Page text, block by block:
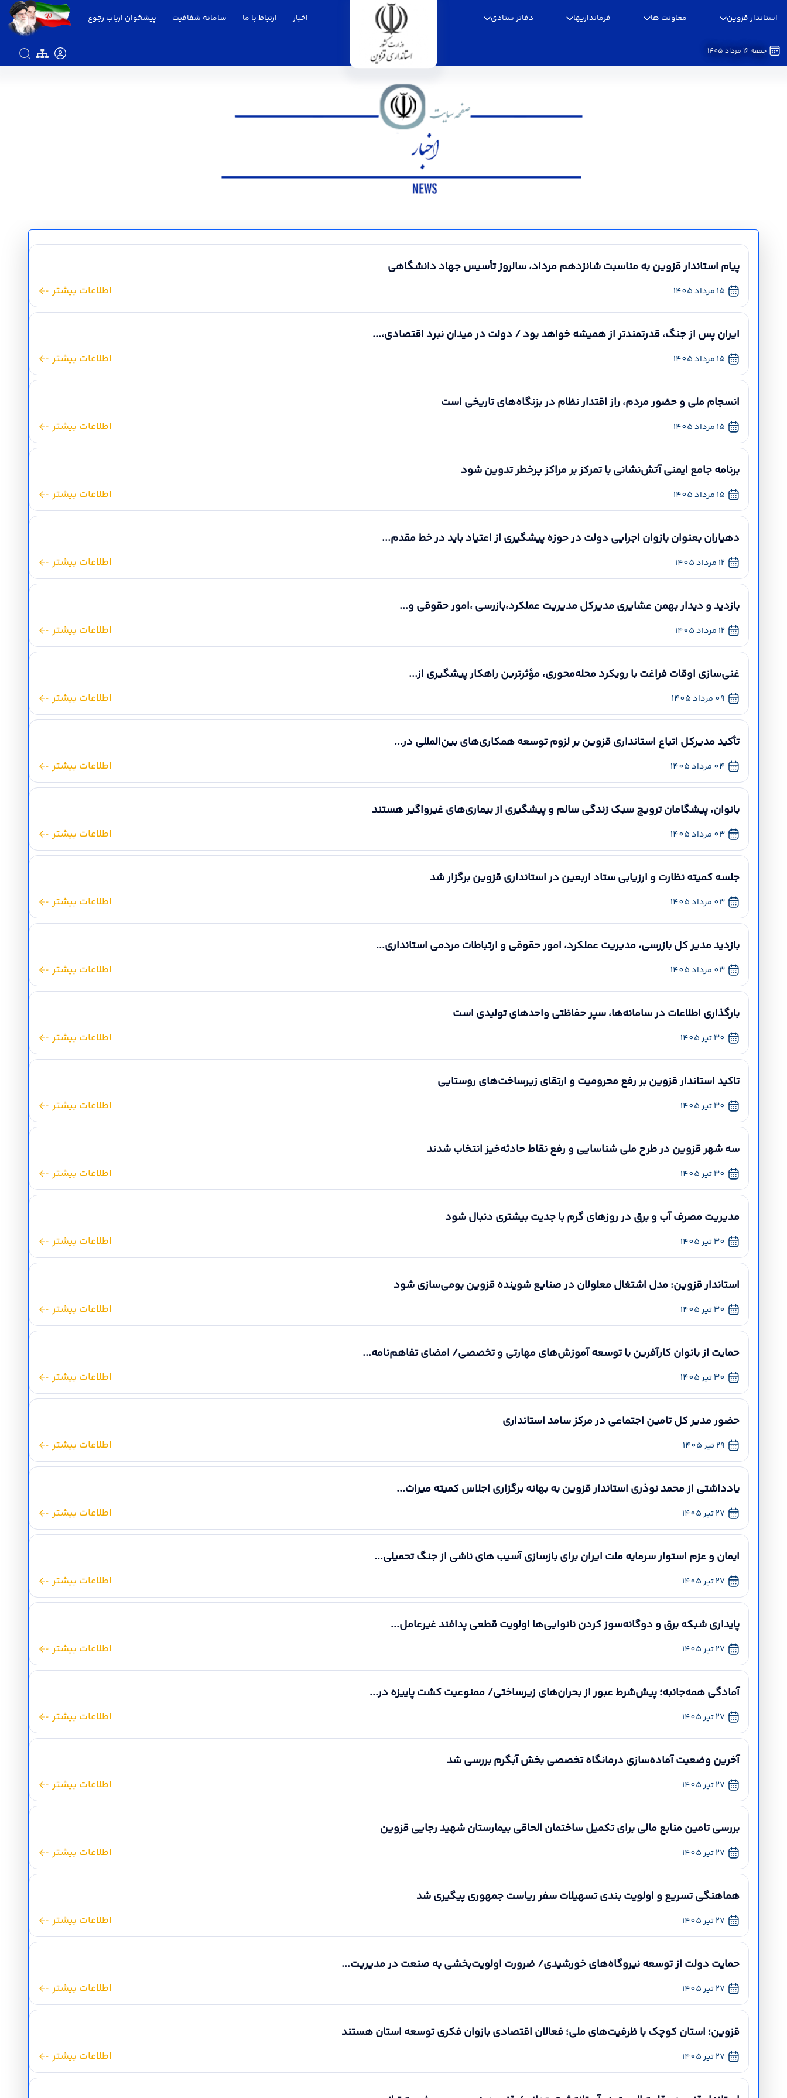
استاندار قزوین معاونت ها فرمانداریها دفاتر ستادی اخبار ارتباط با ما سامانه شفافیت پیشخوان ارباب رجوع
جمعه 16 مرداد 1405
پیام استاندار قزوین به مناسبت شانزدهم مرداد، سالروز تأسیس جهاد دانشگاهی
15 مرداد 1405 اطلاعات بیشتر
ایران پس از جنگ، قدرتمندتر از همیشه خواهد بود / دولت در میدان نبرد اقتصادی،...
15 مرداد 1405 اطلاعات بیشتر
انسجام ملی و حضور مردم، راز اقتدار نظام در بزنگاه‌های تاریخی است
15 مرداد 1405 اطلاعات بیشتر
برنامه جامع ایمنی آتش‌نشانی با تمرکز بر مراکز پرخطر تدوین شود
15 مرداد 1405 اطلاعات بیشتر
دهیاران بعنوان بازوان اجرایی دولت در حوزه پیشگیری از اعتیاد باید در خط مقدم...
12 مرداد 1405 اطلاعات بیشتر
بازدید و دیدار بهمن عشایری مدیرکل مدیریت عملکرد،بازرسی ،امور حقوقی و...
12 مرداد 1405 اطلاعات بیشتر
غنی‌سازی اوقات فراغت با رویکرد محله‌محوری، مؤثرترین راهکار پیشگیری از...
09 مرداد 1405 اطلاعات بیشتر
تأکید مدیرکل اتباع استانداری قزوین بر لزوم توسعه همکاری‌های بین‌المللی در...
04 مرداد 1405 اطلاعات بیشتر
بانوان، پیشگامان ترویج سبک زندگی سالم و پیشگیری از بیماری‌های غیرواگیر هستند
03 مرداد 1405 اطلاعات بیشتر
جلسه کمیته نظارت و ارزیابی ستاد اربعین در استانداری قزوین برگزار شد
03 مرداد 1405 اطلاعات بیشتر
بازدید مدیر کل بازرسی، مدیریت عملکرد، امور حقوقی و ارتباطات مردمی استانداری...
03 مرداد 1405 اطلاعات بیشتر
بارگذاری اطلاعات در سامانه‌ها، سپر حفاظتی واحدهای تولیدی است
30 تیر 1405 اطلاعات بیشتر
تاکید استاندار قزوین بر رفع محرومیت و ارتقای زیرساخت‌های روستایی
30 تیر 1405 اطلاعات بیشتر
سه شهر قزوین در طرح ملی شناسایی و رفع نقاط حادثه‌خیز انتخاب شدند
30 تیر 1405 اطلاعات بیشتر
مدیریت مصرف آب و برق در روزهای گرم با جدیت بیشتری دنبال شود
30 تیر 1405 اطلاعات بیشتر
استاندار قزوین: مدل اشتغال معلولان در صنایع شوینده قزوین بومی‌سازی شود
30 تیر 1405 اطلاعات بیشتر
حمایت از بانوان کارآفرین با توسعه آموزش‌های مهارتی و تخصصی/ امضای تفاهم‌نامه...
30 تیر 1405 اطلاعات بیشتر
حضور مدیر کل تامین اجتماعی در مرکز سامد استانداری
29 تیر 1405 اطلاعات بیشتر
یادداشتی از محمد نوذری استاندار قزوین به بهانه برگزاری اجلاس کمیته میراث...
27 تیر 1405 اطلاعات بیشتر
ایمان و عزم استوار سرمایه ملت ایران برای بازسازی آسیب های ناشی از جنگ تحمیلی...
27 تیر 1405 اطلاعات بیشتر
پایداری شبکه برق و دوگانه‌سوز کردن نانوایی‌ها اولویت قطعی پدافند غیرعامل...
27 تیر 1405 اطلاعات بیشتر
آمادگی همه‌جانبه؛ پیش‌شرط عبور از بحران‌های زیرساختی/ ممنوعیت کشت پاییزه در...
27 تیر 1405 اطلاعات بیشتر
آخرین وضعیت آماده‌سازی درمانگاه تخصصی بخش آبگرم بررسی شد
27 تیر 1405 اطلاعات بیشتر
بررسی تامین منابع مالی برای تکمیل ساختمان الحاقی بیمارستان شهید رجایی قزوین
27 تیر 1405 اطلاعات بیشتر
هماهنگی تسریع و اولویت بندی تسهیلات سفر ریاست جمهوری پیگیری شد
27 تیر 1405 اطلاعات بیشتر
حمایت دولت از توسعه نیروگاه‌های خورشیدی/ ضرورت اولویت‌بخشی به صنعت در مدیریت...
27 تیر 1405 اطلاعات بیشتر
قزوین؛ استان کوچک با ظرفیت‌های ملی؛ فعالان اقتصادی بازوان فکری توسعه استان هستند
27 تیر 1405 اطلاعات بیشتر